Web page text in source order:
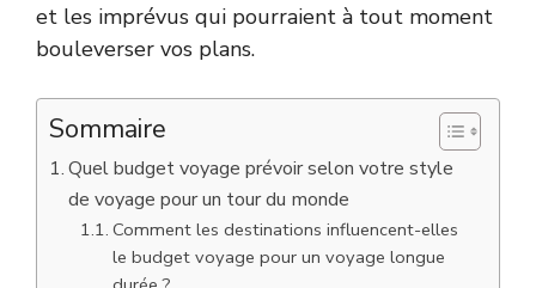
et les imprévus qui pourraient à tout moment
bouleverser vos plans.
Sommaire
Quel budget voyage prévoir selon votre style
de voyage pour un tour du monde
Comment les destinations influencent-elles
le budget voyage pour un voyage longue